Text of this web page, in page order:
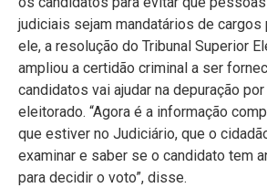
judiciais sejam mandatários de cargos
ele, a resolução do Tribunal Superior
ampliou a certidão criminal a ser
candidatos vai ajudar na depuração
eleitorado. “Agora é a informação
que estiver no Judiciário, que o
examinar e saber se o candidato tem
para decidir o voto”, disse.